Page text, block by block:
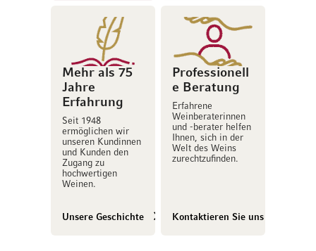
Mehr als 75
Jahre
Erfahrung
Seit 1948
ermöglichen wir
unseren Kundinnen
und Kunden den
Zugang zu
hochwertigen
Weinen.
Unsere Geschichte
Professionell
e Beratung
Erfahrene
Weinberaterinnen
und -berater helfen
Ihnen, sich in der
Welt des Weins
zurechtzufinden.
Kontaktieren Sie uns